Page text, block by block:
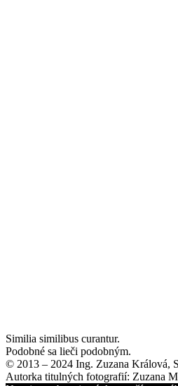
Similia similibus curantur.
Podobné sa lieči podobným.
© 2013 – 2024 Ing. Zuzana Králová,
Autorka titulných fotografií: Zuzana